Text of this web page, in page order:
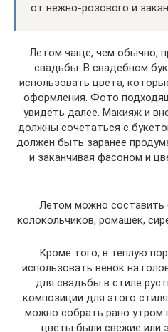
от нежно-розового и
Летом чаще, чем обычно,
свадьбы. В свадебном
использовать цвета,
оформления. Фото
увидеть далее. Макияж и
должны сочетаться с
должен быть заранее
и заканчивая фасоном и
Летом можно составить
колокольчиков, ромашек,
Кроме того, в теплую
использовать венок на
для свадьбы в стиле
композиции для этого
можно собрать рано утром
цветы были свежие или